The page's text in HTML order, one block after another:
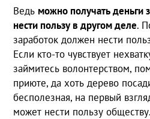
Ведь можно получать деньги
нести пользу в другом деле.
заработок должен нести
Если кто-то чувствует
займитесь волонтерством,
приюте, да хоть дерево
бесполезная, на первый
может нести пользу обществу.